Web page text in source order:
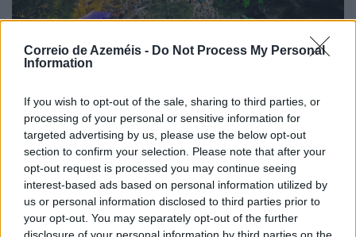
Correio de Azeméis - Do Not Process My Personal
Information
If you wish to opt-out of the sale, sharing to third parties, or
processing of your personal or sensitive information for
targeted advertising by us, please use the below opt-out
section to confirm your selection. Please note that after your
opt-out request is processed you may continue seeing
interest-based ads based on personal information utilized by
us or personal information disclosed to third parties prior to
your opt-out. You may separately opt-out of the further
Noite Branca já soma 44 mil euros
7/08/2026